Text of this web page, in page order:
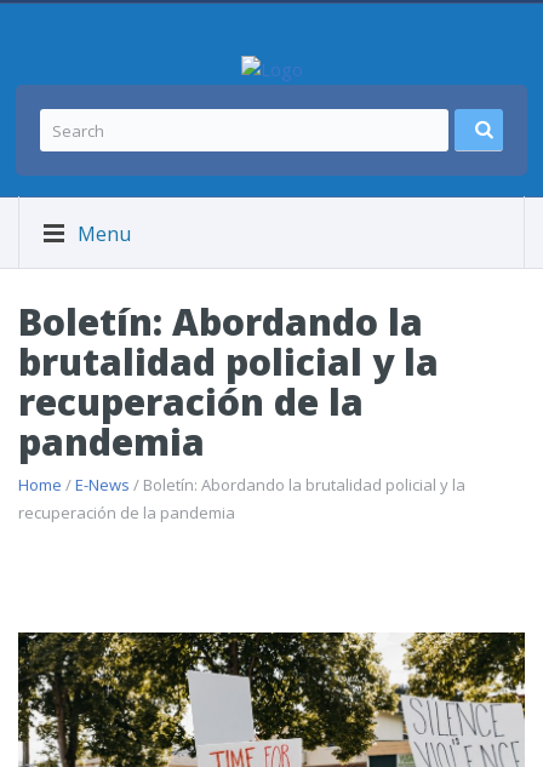
Menu
Boletín: Abordando la
brutalidad policial y la
recuperación de la
pandemia
Home /E-News / Boletín: Abordando la brutalidad policial y la
recuperación de la pandemia